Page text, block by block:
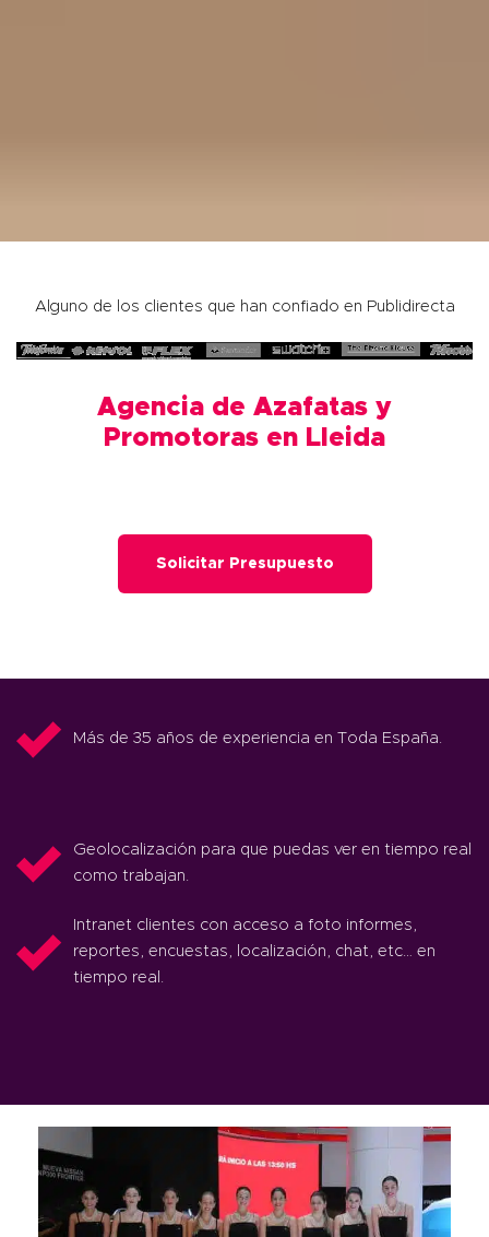
Alguno de los clientes que han confiado en Publidirecta
Agencia de Azafatas y
Promotoras en Lleida
Solicitar Presupuesto
Más de 35 años de experiencia en Toda España.
Geolocalización para que puedas ver en tiempo real
como trabajan.
Intranet clientes con acceso a foto informes,
reportes, encuestas, localización, chat, etc… en
tiempo real.